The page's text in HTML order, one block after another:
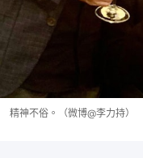
精神不俗。（微博@李力持）